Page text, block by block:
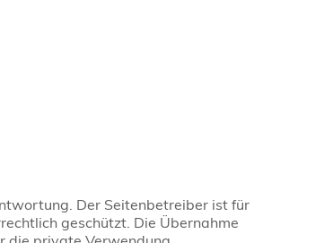
Der Seitenbetreiber ist für
geschützt. Die Übernahme